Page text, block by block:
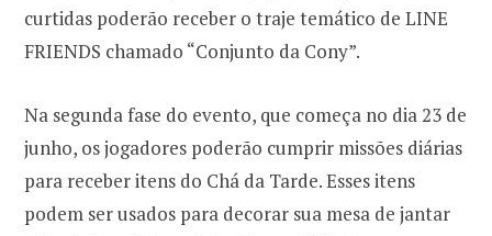
curtidas poderão receber o traje temático de LINE
FRIENDS chamado “Conjunto da Cony”.
Na segunda fase do evento, que começa no dia 23 de
junho, os jogadores poderão cumprir missões diárias
para receber itens do Chá da Tarde. Esses itens
podem ser usados para decorar sua mesa de jantar